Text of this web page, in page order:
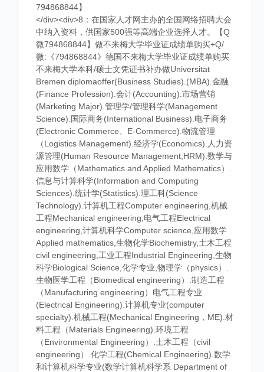
794868844】
</div><div>8：在国家人才网主办的全国网络招聘大会
中纳入资料，供国家500强等高端企业选择人才。【Q
微794868844】做不来梅大学毕业证成绩单购买+Q/
微:《794868844》德国不来梅大学毕业证成绩单购买
不来梅大学本科/硕士文凭证书补办做Universitat
Bremen diplomaoffer(Business Studies).(MBA).金融
(Finance Profession).会计(Accounting).市场营销
(Marketing Major).管理学/管理科学(Management
Science).国际商务(International Business).电子商务
(Electronic Commerce、E-Commerce).物流管理
（Logistics Management).经济学(Economics).人力资
源管理(Human Resource Management;HRM).数学与
应用数学（Mathematics and Applied Mathematics）.
信息与计算科学(Information and Computing
Sciences).统计学(Statistics).理工科(Science
Technology).计算机工程Computer engineering,机械
工程Mechanical engineering,电气工程Electrical
engineering,计算机科学Computer science,应用数学
Applied mathematics,生物化学Biochemistry,土木工程
civil engineering,工业工程Industrial Engineering,生物
科学Biological Science,化学专业,物理学（physics）.
生物医学工程（Biomedical engineering）.制造工程
（Manufacturing engineering）电气工程专业
(Electrical Engineering).计算机专业(computer
specialty).机械工程(Mechanical Engineering，ME).材
料工程（Materials Engineering).环境工程
（Environmental Engineering）.土木工程（civil
engineering）.化学工程(Chemical Engineering).数学
和计算机科学专业(数学计算机科学系 Department of